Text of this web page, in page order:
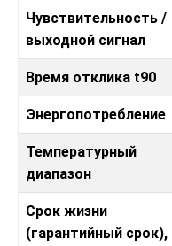
Чувствительность /
выходной сигнал
Время отклика t90
Энергопотребление
Температурный
диапазон
Срок жизни
(гарантийный срок),